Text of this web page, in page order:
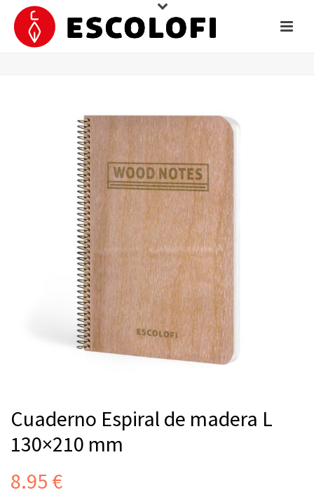
Cuaderno Espiral de madera L
130×210 mm
8.95 €